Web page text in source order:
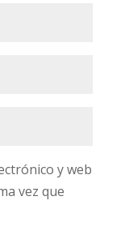
y web
vez que